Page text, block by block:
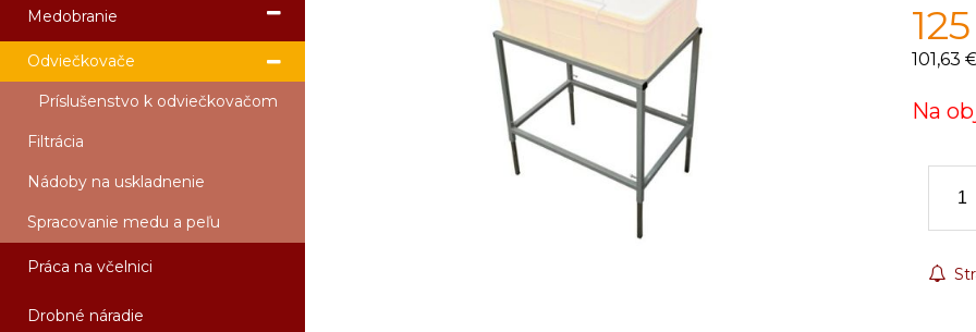
Medobranie
Odviečkovače
Príslušenstvo k odviečkovačom
Filtrácia
Nádoby na uskladnenie
Spracovanie medu a peľu
Práca na včelnici
Drobné náradie
125
101,63
Na